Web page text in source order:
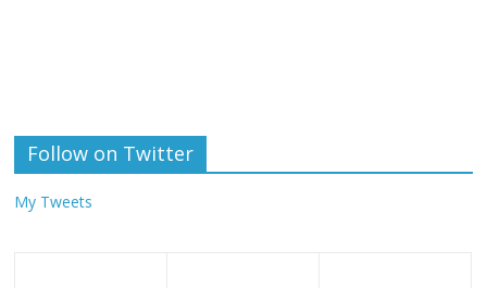
Follow on Twitter
My Tweets